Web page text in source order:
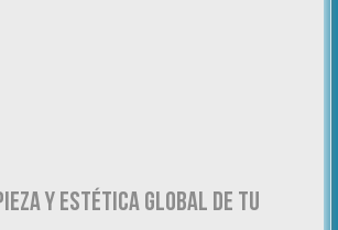
Y ESTÉTICA GLOBAL DE TU